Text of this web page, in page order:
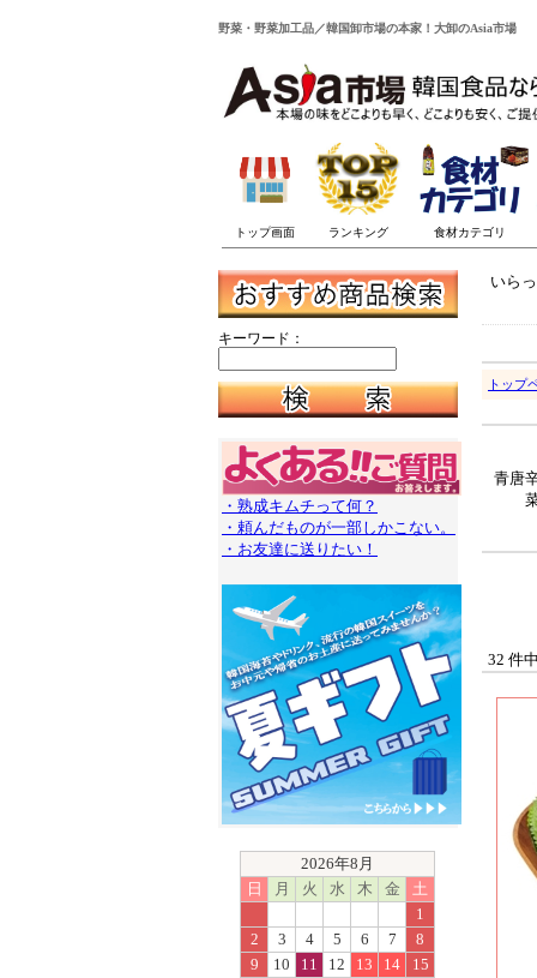
野菜・野菜加工品／韓国卸市場の本家！大卸のAsia市場
キーワード：
・熟成キムチって何？
・頼んだものが一部しかこない。
・お友達に送りたい！
2026年8月
日
月 火 水 木 金
土
1
2
3 4 5 6 7
8
9
10 11 12 13 14
15
いら
トップ
青唐
32 件